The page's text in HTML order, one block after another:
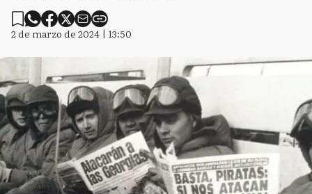
2 de marzo de 2024 | 13:50